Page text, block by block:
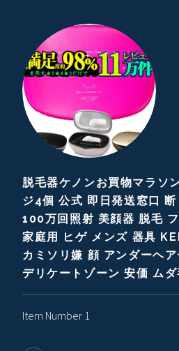
脱毛器ケノンお買物マラソ
ジ4個 公式 即日発送窓口
100万回照射 美顔器 脱毛
家庭用 ヒゲ メンズ 器具
カミソリ嫌 顔 アンダーヘ
デリケートゾーン 安価 ム
Item Number 1